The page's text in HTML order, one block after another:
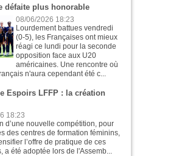
défaite plus honorable
08/06/2026 18:23
Lourdement battues vendredi
(0-5), les Françaises ont mieux
réagi ce lundi pour la seconde
opposition face aux U20
américaines. Une rencontre où
n'aura cependant été c...
Espoirs LFFP : la création
18:23
d’une nouvelle compétition, pour
des centres de formation féminins,
l’offre de pratique de ces
a été adoptée lors de l'Assemb...